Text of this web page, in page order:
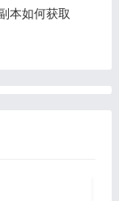
本如何获取